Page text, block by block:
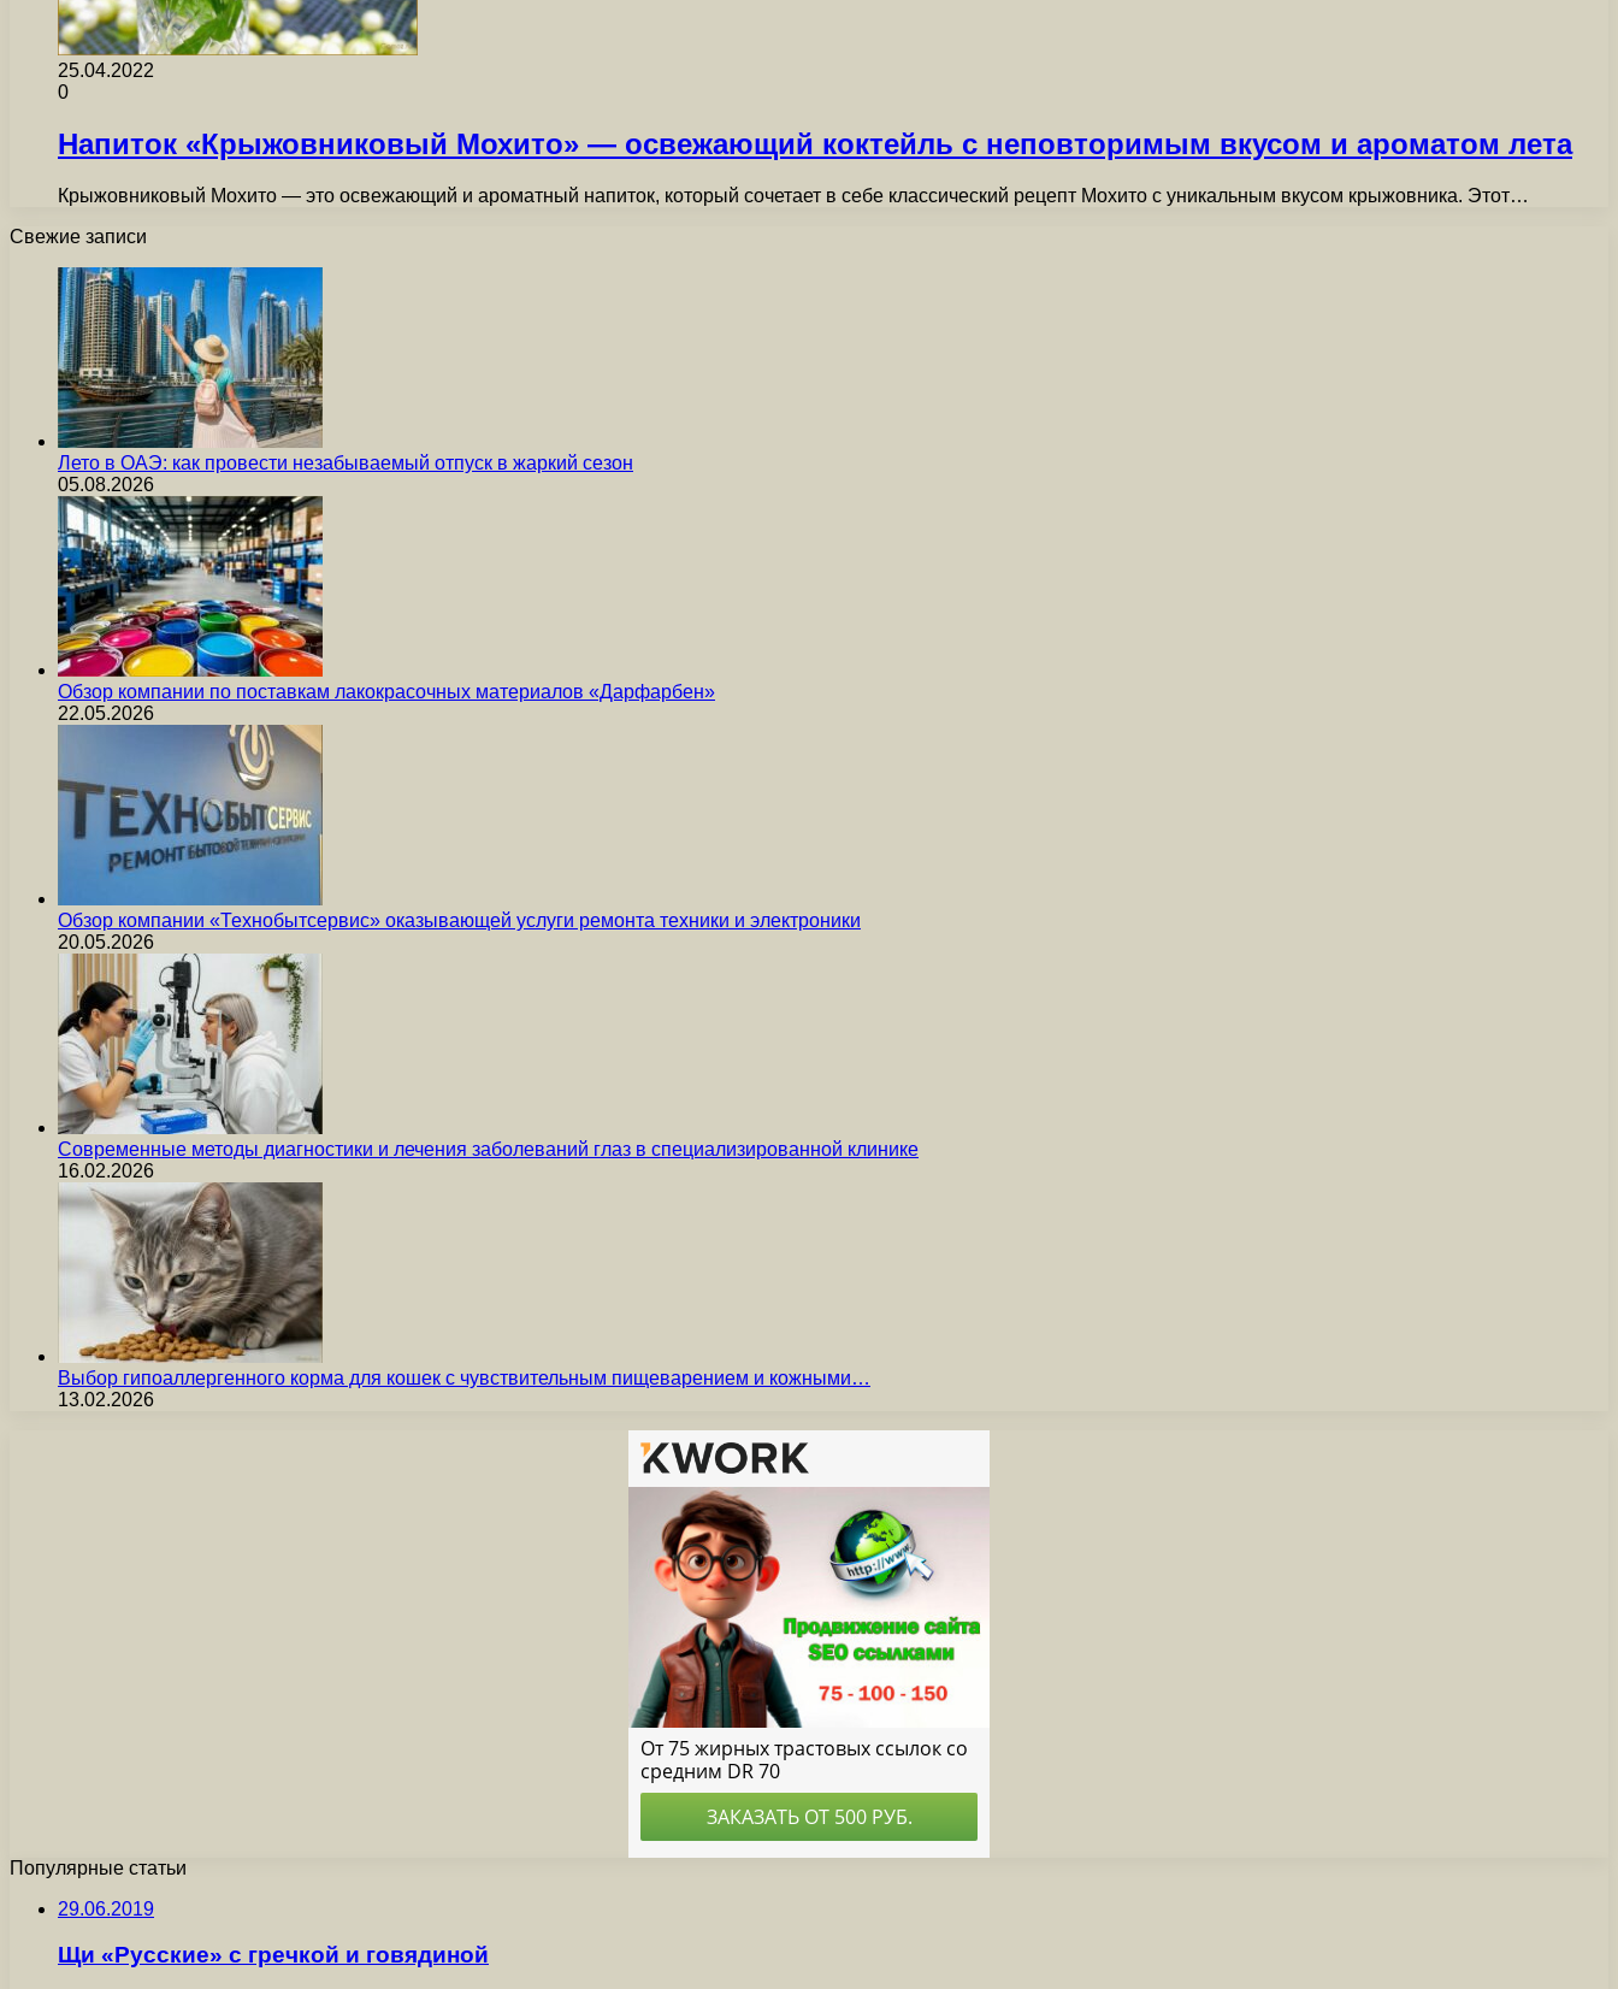
25.04.2022
0
Напиток «Крыжовниковый Мохито» — освежающий коктейль с неповторимым вкусом и ароматом лета
Крыжовниковый Мохито — это освежающий и ароматный напиток, который сочетает в себе классический рецепт Мохито с уникальным вкусом крыжовника. Этот…
Свежие записи
Лето в ОАЭ: как провести незабываемый отпуск в жаркий сезон
05.08.2026
Обзор компании по поставкам лакокрасочных материалов «Дарфарбен»
22.05.2026
Обзор компании «Технобытсервис» оказывающей услуги ремонта техники и электроники
20.05.2026
Современные методы диагностики и лечения заболеваний глаз в специализированной клинике
16.02.2026
Выбор гипоаллергенного корма для кошек с чувствительным пищеварением и кожными…
13.02.2026
Популярные статьи
29.06.2019
Щи «Русские» с гречкой и говядиной